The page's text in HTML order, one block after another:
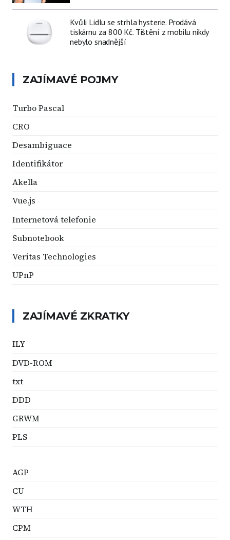
Kvůli Lidlu se strhla hysterie. Prodává
tiskárnu za 800 Kč. Tištění z mobilu nikdy
nebylo snadnější
ZAJÍMAVÉ POJMY
Turbo Pascal
CRO
Desambiguace
Identifikátor
Akella
Vue.js
Internetová telefonie
Subnotebook
Veritas Technologies
UPnP
ZAJÍMAVÉ ZKRATKY
ILY
DVD-ROM
txt
DDD
GRWM
PLS
AGP
CU
WTH
CPM